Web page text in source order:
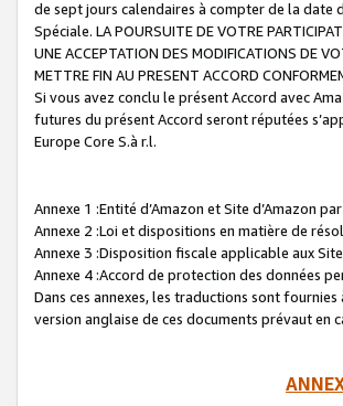
de sept jours calendaires à compter de la date
Spéciale. LA POURSUITE DE VOTRE
UNE ACCEPTATION DES MODIFICATIONS DE
METTRE FIN AU PRESENT ACCORD
Si vous avez conclu le présent Accord avec
futures du présent Accord seront réputées
Europe Core S.à r.l.
Annexe 1 :Entité d’Amazon et Site d’Amazon
Annexe 2 :Loi et dispositions en matière de
Annexe 3 :Disposition fiscale applicable aux
Annexe 4 :Accord de protection des données
Dans ces annexes, les traductions sont
version anglaise de ces documents prévaut en